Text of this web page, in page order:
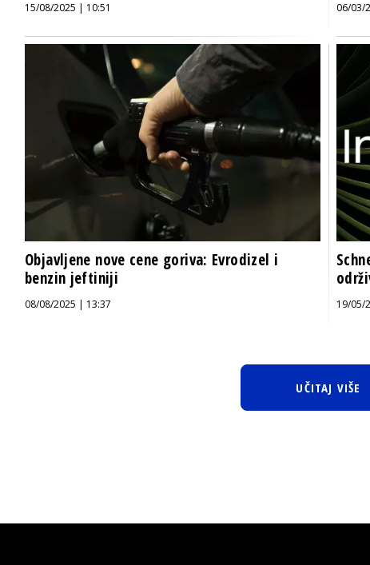
15/08/2025 | 10:51 06/03/
Objavljene nove cene goriva: Evrodizel i
benzin jeftiniji
08/08/2025 | 13:37 19/05/
UČITAJ VIŠE